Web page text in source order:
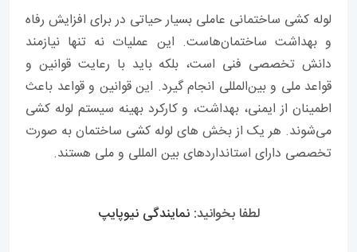
لوله کشی ساختمانی عاملی بسیار حیاتی در برای افزایش رفاه
و بهداشت ساختمان‌هاست. این عملیات نه تنها نیازمند
دانش تخصصی فنی است، بلکه باید با رعایت قوانین و
قواعد ملی و بین‌المللی انجام گیرد. این قوانین و قواعد باعث
اطمینان از ایمنی، بهداشت، و کارکرد بهینه سیستم لوله کشی
می‌شوند. هر یک از بخش های لوله کشی ساختمان به صورت
تخصصی دارای استانداردهای بین المللی و ملی هستند.
لطفا بخوانید:نمایندگی نیوپایپ